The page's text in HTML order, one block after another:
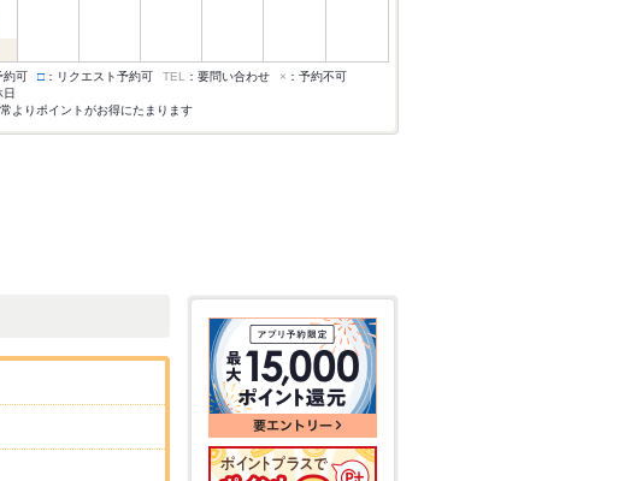
約可 □ ：リクエスト予約可 TEL ：要問い合わせ × ：予約不可
日
常よりポイントがお得にたまります